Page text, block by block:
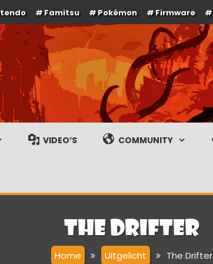
Famitsu Pokémon Firmware
gameplay streams
VIDEO’S COMMUNITY
The Drifter
Home Uitgelicht The Drifter